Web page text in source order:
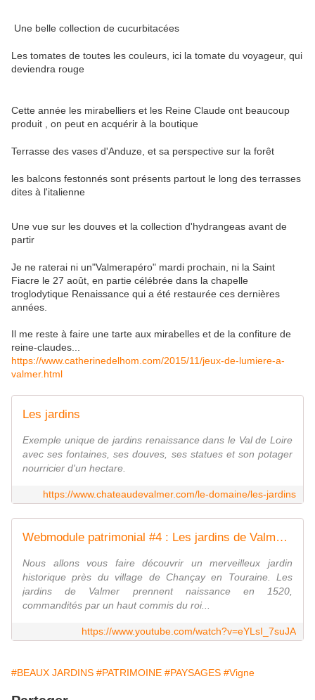
Une belle collection de cucurbitacées
Les tomates de toutes les couleurs, ici la tomate du voyageur, qui
deviendra rouge
Cette année les mirabelliers et les Reine Claude ont beaucoup
produit , on peut en acquérir à la boutique
Terrasse des vases d'Anduze, et sa perspective sur la forêt
les balcons festonnés sont présents partout le long des terrasses
dites à l'italienne
Une vue sur les douves et la collection d'hydrangeas avant de
partir
Je ne raterai ni un"Valmerapéro" mardi prochain, ni la Saint
Fiacre le 27 août, en partie célébrée dans la chapelle
troglodytique Renaissance qui a été restaurée ces dernières
années.
Il me reste à faire une tarte aux mirabelles et de la confiture de
reine-claudes...
https://www.catherinedelhom.com/2015/11/jeux-de-lumiere-a-
valmer.html
Les jardins
Exemple unique de jardins renaissance dans le Val de Loire
avec ses fontaines, ses douves, ses statues et son potager
nourricier d'un hectare.
https://www.chateaudevalmer.com/le-domaine/les-jardins
Webmodule patrimonial #4 : Les jardins de Valmer, par Alix de Saint Venant
Nous allons vous faire découvrir un merveilleux jardin
historique près du village de Chançay en Touraine. Les
jardins de Valmer prennent naissance en 1520,
commandités par un haut commis du roi...
https://www.youtube.com/watch?v=eYLsI_7suJA
#BEAUX JARDINS #PATRIMOINE #PAYSAGES #Vigne